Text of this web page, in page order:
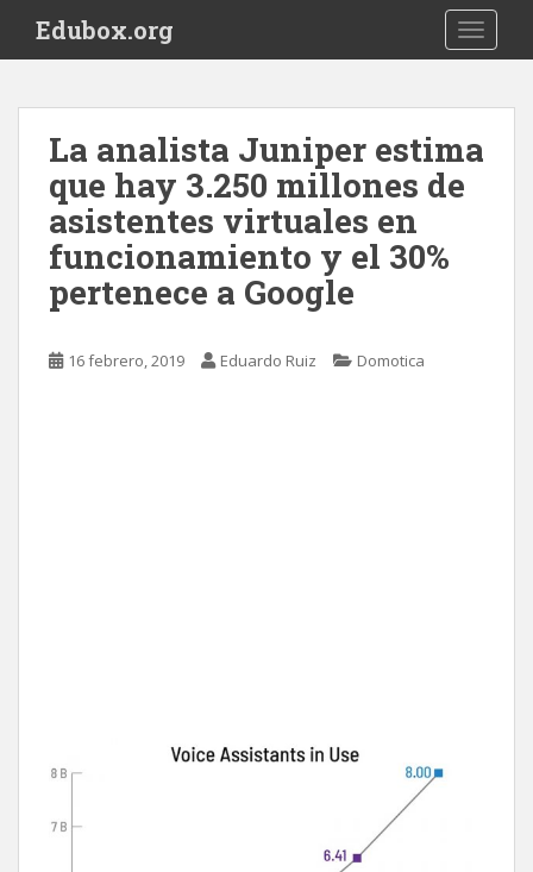
i
Edubox.org
La analista Juniper estima
que hay 3.250 millones de
asistentes virtuales en
funcionamiento y el 30%
pertenece a Google
16 febrero, 2019 Eduardo Ruiz Domotica